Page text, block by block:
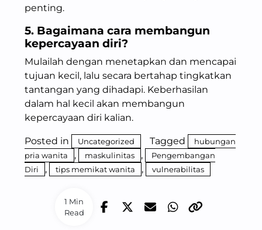
1 Min
Read
penting.
5. Bagaimana cara membangun
kepercayaan diri?
Mulailah dengan menetapkan dan mencapai
tujuan kecil, lalu secara bertahap tingkatkan
tantangan yang dihadapi. Keberhasilan
dalam hal kecil akan membangun
kepercayaan diri kalian.
Posted in Uncategorized Tagged
hubungan
pria wanita
, maskulinitas ,
Pengembangan
Diri
, tips memikat wanita , vulnerabilitas